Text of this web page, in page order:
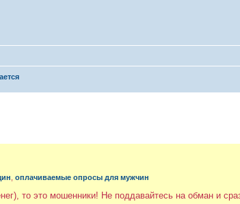
оплачиваемые опросы для мужчин
то это мошенники! Не поддавайтесь на обман и